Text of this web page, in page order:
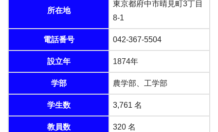
所在地
東京都府中市晴見町3丁目
8-1
電話番号 042-367-5504
設立年 1874年
学部 農学部、工学部
学生数 3,761 名
教員数 320 名